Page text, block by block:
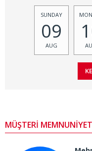
SUNDAY
09
AUG
MÜŞTERİ